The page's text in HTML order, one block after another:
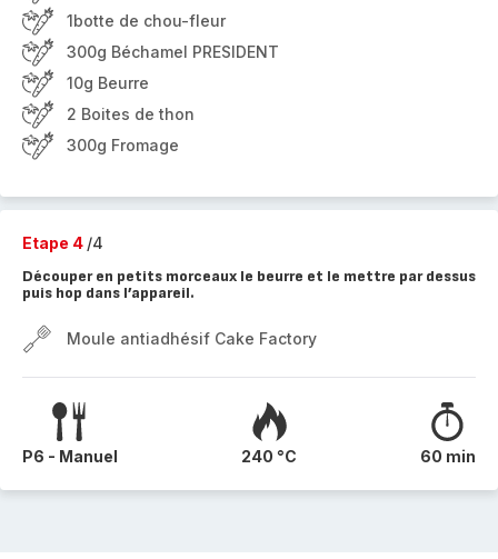
1botte de chou-fleur
300g Béchamel PRESIDENT
10g Beurre
2 Boites de thon
300g Fromage
Etape 4 /4
Découper en petits morceaux le beurre et le mettre par dessus
puis hop dans l’appareil.
Moule antiadhésif Cake Factory
P6 - Manuel 240 °C 60 min